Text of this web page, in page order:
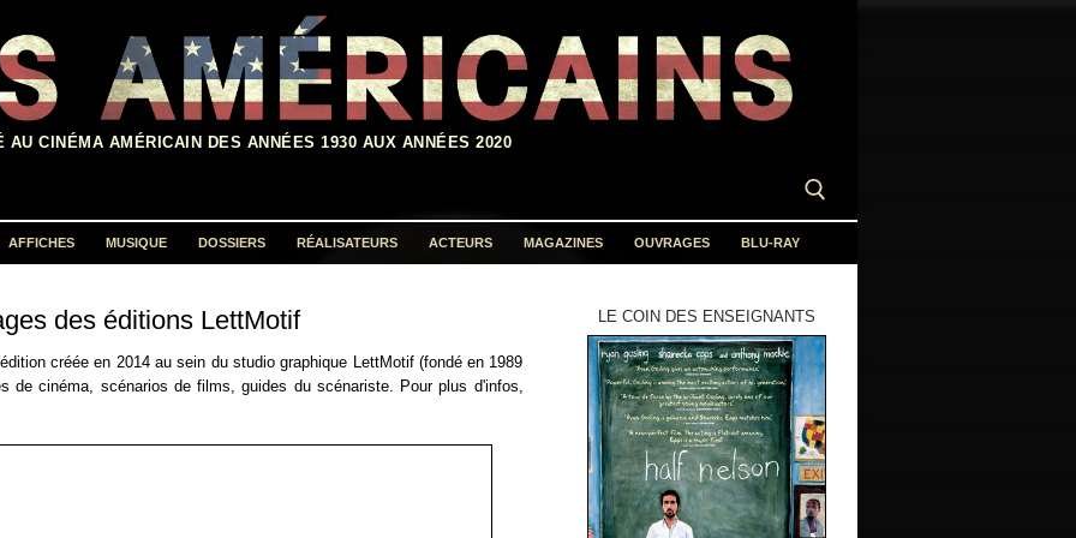
CINÉMA AMÉRICAIN DES ANNÉES 1930 AUX ANNÉES 2020
AFFICHES MUSIQUE DOSSIERS RÉALISATEURS ACTEURS MAGAZINES OUVRAGES BLU-RAY
des éditions LettMotif
créée en 2014 au sein du studio graphique LettMotif (fondé en 1989
de cinéma, scénarios de films, guides du scénariste. Pour plus d'infos,
LE COIN DES ENSEIGNANTS